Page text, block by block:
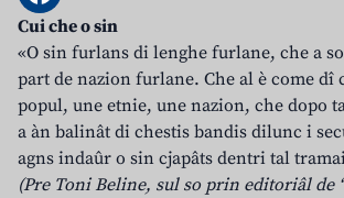
Cui che o sin
«O sin furlans di lenghe furlane, che a
part de nazion furlane. Che al è come dî
popul, une etnie, une nazion, che dopo
a àn balinât di chestis bandis dilunc i
agns indaûr o sin cjapâts dentri tal
(Pre Toni Beline, sul so prin editoriâl de